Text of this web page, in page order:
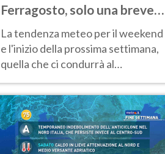
Ferragosto, solo una breve
pausa. Ecco dove
La tendenza meteo per il weekend
e l'inizio della prossima settimana,
quella che ci condurrà al
temperature molto elevate